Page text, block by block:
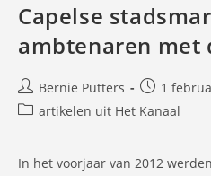
Capelse
ambtenaren met
Bericht
auteur:
Bernie Putters
Bericht
gepubliceerd
1
Berichtcategorie:
artikelen uit Het Kanaal
In het voorjaar van 2012